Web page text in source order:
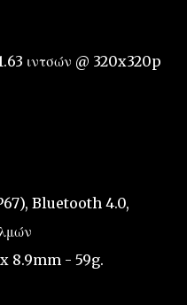
ιντσών @ 320x320p
Bluetooth 4.0,
x 8.9mm - 59g.